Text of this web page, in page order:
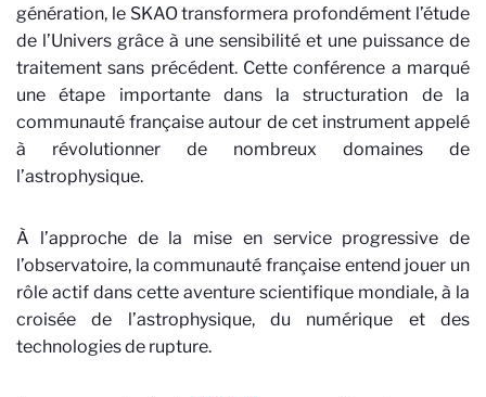
génération, le SKAO transformera profondément l’étude
de l’Univers grâce à une sensibilité et une puissance de
traitement sans précédent. Cette conférence a marqué
une étape importante dans la structuration de la
communauté française autour de cet instrument appelé
à révolutionner de nombreux domaines de
l’astrophysique.
À l’approche de la mise en service progressive de
l’observatoire, la communauté française entend jouer un
rôle actif dans cette aventure scientifique mondiale, à la
croisée de l’astrophysique, du numérique et des
technologies de rupture.